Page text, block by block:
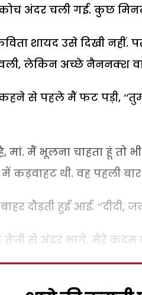
अंदर चली गई. कुछ
शायद उसे दिखी
लेकिन अच्छे नैननक्श
से पहले मैं फट पड़ी,
मां. मैं भूलना चाहता हूं
में कड़वाहट थी. वह पहली
दौड़ती हुई आई. ‘‘दीदी,
तेजी से अंदर भागे. मेरे